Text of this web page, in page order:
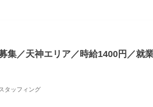
集／天神エリア／時給1400円／就
タッフィング